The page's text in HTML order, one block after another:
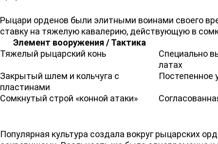
Рыцари орденов были элитными воинами своего
ставку на тяжелую кавалерию, действующую в
Элемент вооружения / Тактика
Тяжелый рыцарский конь
Специально
латах
Закрытый шлем и кольчуга с
пластинами
Постепенное
Сомкнутый строй «конной атаки»
Популярная культура создала вокруг рыцарских